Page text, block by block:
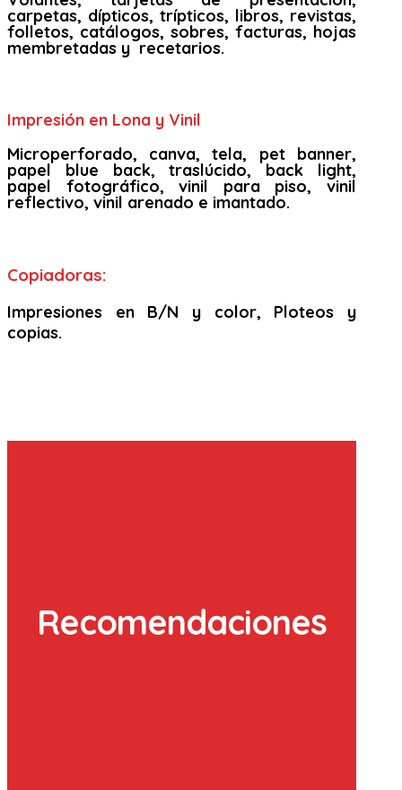
carpetas, dípticos, trípticos, libros, revistas,
folletos, catálogos, sobres, facturas, hojas
membretadas y recetarios.
Impresión en Lona y Vinil
Microperforado, canva, tela, pet banner,
papel blue back, traslúcido, back light,
papel fotográfico, vinil para piso, vinil
reflectivo, vinil arenado e imantado.
Copiadoras:
Impresiones en B/N y color, Ploteos y
copias.
Recomendaciones